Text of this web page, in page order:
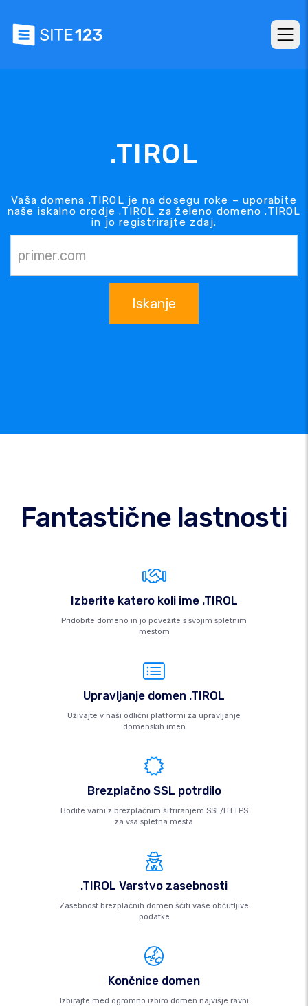
.TIROL
Vaša domena .TIROL je na dosegu roke – uporabite
naše iskalno orodje .TIROL za želeno domeno .TIROL
in jo registrirajte zdaj.
Iskanje
Fantastične lastnosti
Izberite katero koli ime .TIROL
Pridobite domeno in jo povežite s svojim spletnim
mestom
Upravljanje domen .TIROL
Uživajte v naši odlični platformi za upravljanje
domenskih imen
Brezplačno SSL potrdilo
Bodite varni z brezplačnim šifriranjem SSL/HTTPS
za vsa spletna mesta
.TIROL Varstvo zasebnosti
Zasebnost brezplačnih domen ščiti vaše občutljive
podatke
Končnice domen
Izbirajte med ogromno izbiro domen najvišje ravni